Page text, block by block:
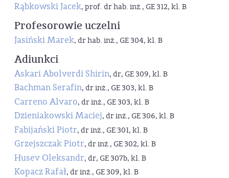
Rąbkowski Jacek, prof. dr hab. inż., GE 312, kl. B
Profesorowie uczelni
Jasiński Marek, dr hab. inż., GE 304, kl. B
Adiunkci
Askari Abolverdi Shirin, dr, GE 309, kl. B
Bachman Serafin, dr inż., GE 303, kl. B
Carreno Alvaro, dr inż., GE 303, kl. B
Dzieniakowski Maciej, dr inż., GE 306, kl. B
Fabijański Piotr, dr inż., GE 301, kl. B
Grzejszczak Piotr, dr inż., GE 302, kl. B
Husev Oleksandr, dr, GE 307b, kl. B
Kopacz Rafał, dr inż., GE 309, kl. B